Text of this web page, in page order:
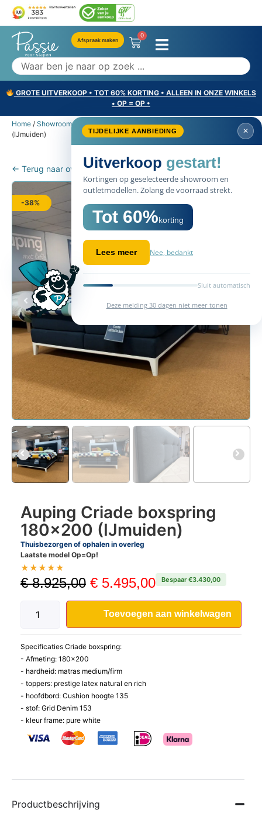
Afspraak maken
0
GROTE UITVERKOOP • TOT 60% KORTING • ALLEEN IN ONZE WINKELS
• OP = OP •
TIJDELIJKE AANBIEDING ✕
Uitverkoop gestart!
Kortingen op geselecteerde showroom en
outletmodellen. Zolang de voorraad strekt.
Tot 60%korting
Lees meer Nee, bedankt
Sluit automatisch
Deze melding 30 dagen niet meer tonen
Home / Showroommodellen/ Auping Criade boxspring 180×200
(IJmuiden)
-38%
← Terug naar overzicht
Auping Criade boxspring
180×200 (IJmuiden)
Thuisbezorgen of ophalen in overleg
Laatste model Op=Op!
★★★★★
€8.925,00 € 5.495,00 Bespaar €3.430,00
Toevoegen aan winkelwagen
Specificaties Criade boxspring:
- Afmeting: 180x200
- hardheid: matras medium/firm
- toppers: prestige latex natural en rich
- hoofdbord: Cushion hoogte 135
- stof: Grid Denim 153
- kleur frame: pure white
Productbeschrijving